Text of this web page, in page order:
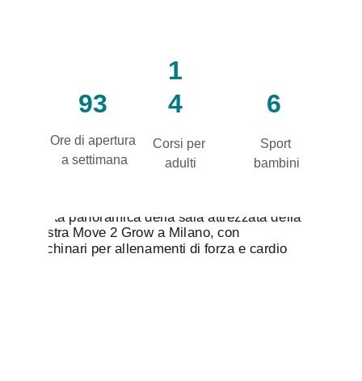
93 6
Sport
bambini
Ore di apertura
a settimana
1
4
Corsi per
adulti